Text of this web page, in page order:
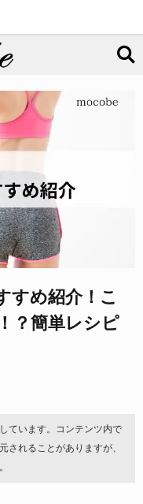
すめ紹介！こ
？簡単レシピ
ています。コンテンツ内で
されることがありますが、